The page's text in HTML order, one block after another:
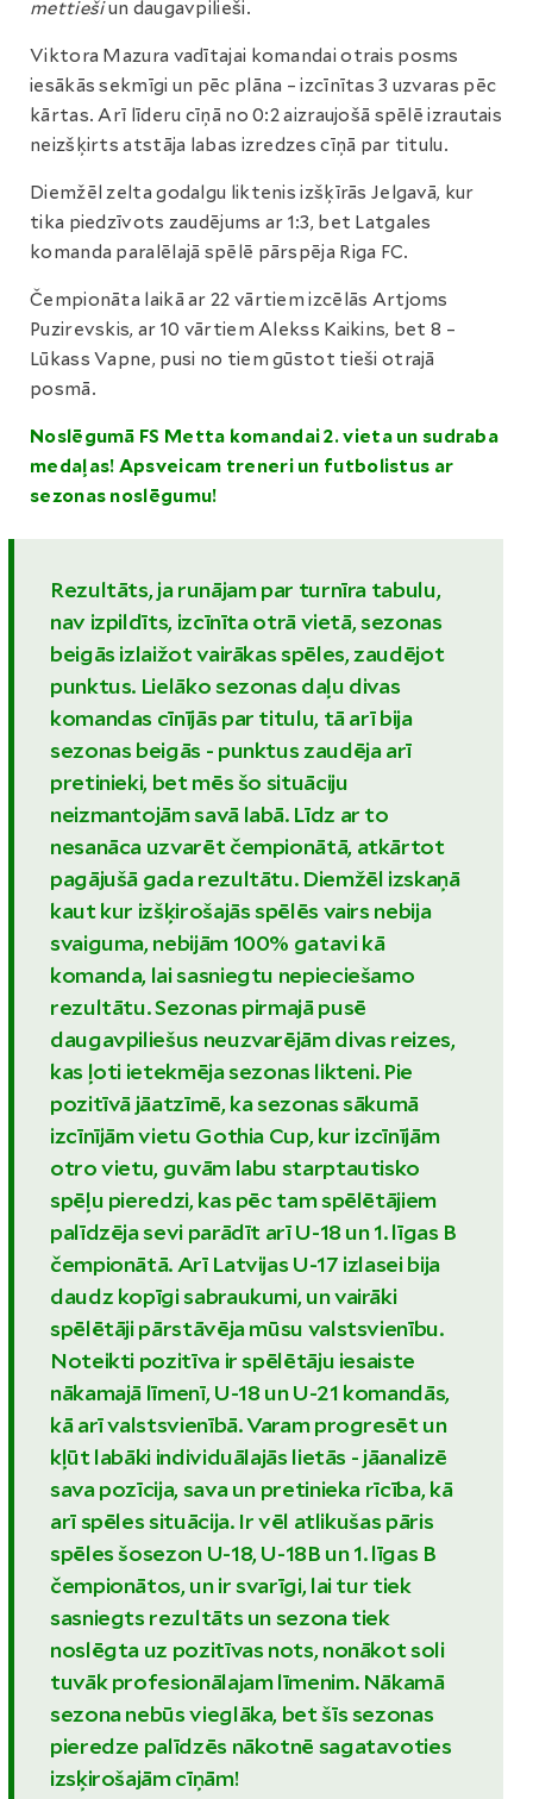
mettiešiun daugavpilieši.
Viktora Mazura vadītajai komandai otrais posms
iesākās sekmīgi un pēc plāna – izcīnītas 3 uzvaras pēc
kārtas. Arī līderu cīņā no 0:2 aizraujošā spēlē izrautais
neizšķirts atstāja labas izredzes cīņā par titulu.
Diemžēl zelta godalgu liktenis izšķīrās Jelgavā, kur
tika piedzīvots zaudējums ar 1:3, bet Latgales
komanda paralēlajā spēlē pārspēja Riga FC.
Čempionāta laikā ar 22 vārtiem izcēlās Artjoms
Puzirevskis, ar 10 vārtiem Alekss Kaikins, bet 8 –
Lūkass Vapne, pusi no tiem gūstot tieši otrajā
posmā.
Noslēgumā FS Metta komandai 2. vieta un sudraba
medaļas! Apsveicam treneri un futbolistus ar
sezonas noslēgumu!
Rezultāts, ja runājam par turnīra tabulu,
nav izpildīts, izcīnīta otrā vietā, sezonas
beigās izlaižot vairākas spēles, zaudējot
punktus. Lielāko sezonas daļu divas
komandas cīnījās par titulu, tā arī bija
sezonas beigās - punktus zaudēja arī
pretinieki, bet mēs šo situāciju
neizmantojām savā labā. Līdz ar to
nesanāca uzvarēt čempionātā, atkārtot
pagājušā gada rezultātu. Diemžēl izskaņā
kaut kur izšķirošajās spēlēs vairs nebija
svaiguma, nebijām 100% gatavi kā
komanda, lai sasniegtu nepieciešamo
rezultātu. Sezonas pirmajā pusē
daugavpiliešus neuzvarējām divas reizes,
kas ļoti ietekmēja sezonas likteni. Pie
pozitīvā jāatzīmē, ka sezonas sākumā
izcīnījām vietu Gothia Cup, kur izcīnījām
otro vietu, guvām labu starptautisko
spēļu pieredzi, kas pēc tam spēlētājiem
palīdzēja sevi parādīt arī U-18 un 1. līgas B
čempionātā. Arī Latvijas U-17 izlasei bija
daudz kopīgi sabraukumi, un vairāki
spēlētāji pārstāvēja mūsu valstsvienību.
Noteikti pozitīva ir spēlētāju iesaiste
nākamajā līmenī, U-18 un U-21 komandās,
kā arī valstsvienībā. Varam progresēt un
kļūt labāki individuālajās lietās - jāanalizē
sava pozīcija, sava un pretinieka rīcība, kā
arī spēles situācija. Ir vēl atlikušas pāris
spēles šosezon U-18, U-18B un 1. līgas B
čempionātos, un ir svarīgi, lai tur tiek
sasniegts rezultāts un sezona tiek
noslēgta uz pozitīvas nots, nonākot soli
tuvāk profesionālajam līmenim. Nākamā
sezona nebūs vieglāka, bet šīs sezonas
pieredze palīdzēs nākotnē sagatavoties
izsķirošajām cīņām!